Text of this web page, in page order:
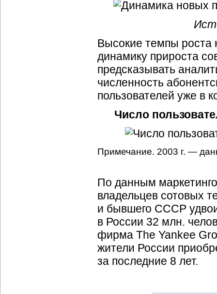
Высокие темпы роста
динамику прироста
предсказывать
численность
пользователей уже в
Число
Примечание. 2003 г. —
По данным
владельцев сотовых
и бывшего СССР
в России 32 млн.
фирма The Yankee
жители России
за последние 8 лет.